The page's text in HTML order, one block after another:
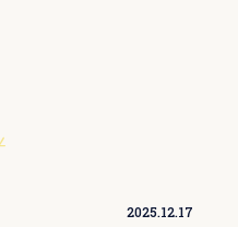
2025.12.17